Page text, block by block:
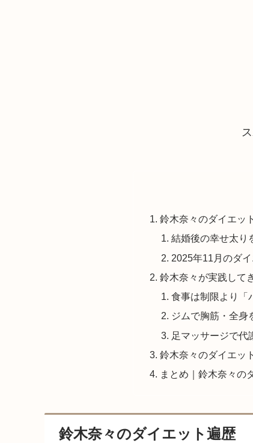
鈴木奈々のダイエッ
結婚後の幸せ太り
2025年11月のダ
鈴木奈々が実践して
食事は制限より「
ジムで胸筋・全身
足マッサージで代
鈴木奈々のダイエッ
まとめ｜鈴木奈々の
鈴木奈々のダイエット遍歴